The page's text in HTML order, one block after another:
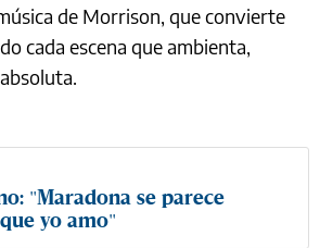
de Morrison, que convierte
cada escena que ambienta,
"Maradona se parece
yo amo"